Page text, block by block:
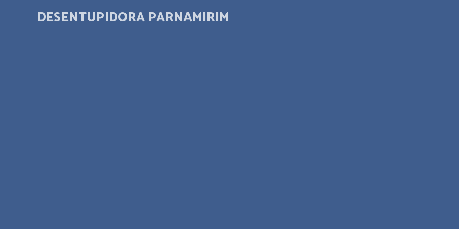
DESENTUPIDORA PARNAMIRIM